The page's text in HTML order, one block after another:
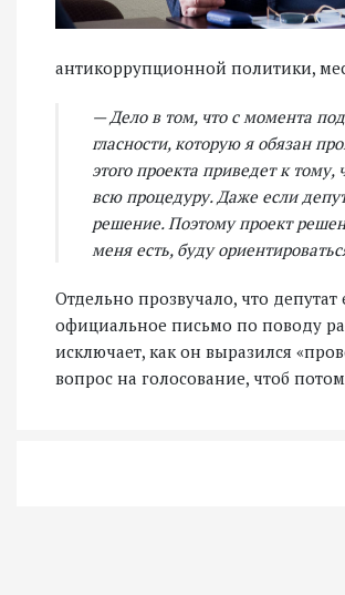
антикоррупционной политики,
— Дело в том, что с момента
гласности, которую я обязан
этого проекта приведет к
всю процедуру. Даже если
решение. Поэтому проект
меня есть, буду
Отдельно прозвучало, что
официальное письмо по поводу
исключает, как он выразился
вопрос на голосование, чтоб